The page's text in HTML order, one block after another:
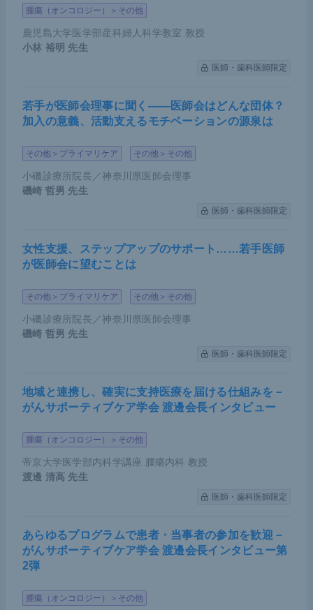
症（COVID-19）とがん診療について（患者さん向
け・医療従事者向け）Q&A 」の初版が発表され、患
者や医療従事者が意思決定を行うにあたり非常に重
要な指標となった。現在ではワクチンに関する情報
また、正しい情報発信の大切さが認識された出来事
肺炎で亡くなったニュースが報道され、所属事務所
は「乳がんの放射線治療による免疫力低下が重症化
の原因ではないか」と発表した。するとその日以
降、SNSにがん患者やその家族による、手術や放射
き込みが増加した。憶測による誤った情報が広まる
「早期乳がん術後に行われる放射線治療は、体への
侵襲が少なく、免疫機能の低下はほとんどありませ
ん」と明言したことで、社会的問題が解決に至った
COVID-19流行による外科手術の変化
次に、COVID-19流行下における外科手術状況の変
化について、第一波・第二波の期間で行われた2つ
のアンケート結果に基づき紹介する。
化器外科学会アンケート調査から
まず、第一波にあたる2020年5月に日本消化器外科
学会が行った「
術制限に関するアンケート
腫瘍（オンコロジー）＞その他
鹿児島大学医学部産科婦人科学教室 教授
小林 裕明 先生
医師・歯科医師限定
若手が医師会理事に聞く――医師会はどんな団体？
加入の意義、活動支えるモチベーションの源泉は
その他＞プライマリケア その他＞その他
小磯診療所院長／神奈川県医師会理事
磯崎 哲男 先生
医師・歯科医師限定
女性支援、ステップアップのサポート……若手医師
が医師会に望むことは
その他＞プライマリケア その他＞その他
小磯診療所院長／神奈川県医師会理事
磯崎 哲男 先生
医師・歯科医師限定
地域と連携し、確実に支持医療を届ける仕組みを－
がんサポーティブケア学会 渡邊会長インタビュー
腫瘍（オンコロジー）＞その他
帝京大学医学部内科学講座 腫瘍内科 教授
渡邊 清高 先生
医師・歯科医師限定
あらゆるプログラムで患者・当事者の参加を歓迎－
がんサポーティブケア学会 渡邊会長インタビュー第
2弾
腫瘍（オンコロジー）＞その他